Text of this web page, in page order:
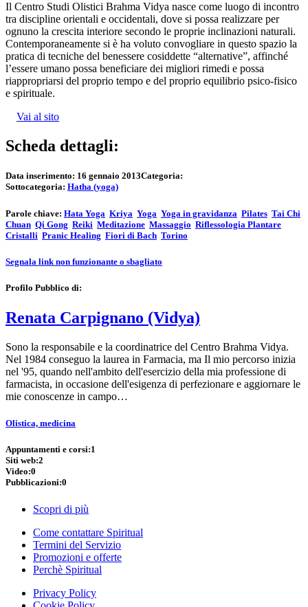
Il Centro Studi Olistici Brahma Vidya nasce come luogo di incontro
tra discipline orientali e occidentali, dove si possa realizzare per
ognuno la crescita interiore secondo le proprie inclinazioni naturali.
Contemporaneamente si è ha voluto convogliare in questo spazio la
pratica di tecniche del benessere cosiddette “alternative”, affinché
l’essere umano possa beneficiare dei migliori rimedi e possa
riappropriarsi del proprio tempo e del proprio equilibrio psico-fisico
e spirituale.
Vai al sito
Scheda dettagli:
Data inserimento: 16 gennaio 2013Categoria:
Sottocategoria: Hatha (yoga)
Parole chiave: Hata Yoga Kriya Yoga Yoga in gravidanza Pilates Tai Chi
Chuan Qi Gong Reiki Meditazione Massaggio Riflessologia Plantare
Cristalli Pranic Healing Fiori di Bach Torino
Segnala link non funzionante o sbagliato
Profilo Pubblico di:
Renata Carpignano (Vidya)
Sono la responsabile e la coordinatrice del Centro Brahma Vidya.
Nel 1984 conseguo la laurea in Farmacia, ma Il mio percorso inizia
nel '95, quando nell'ambito dell'esercizio della mia professione di
farmacista, in occasione dell'esigenza di perfezionare e aggiornare le
mie conoscenze in campo…
Olistica, medicina
Appuntamenti e corsi:1
Siti web:2
Video:0
Pubblicazioni:0
Scopri di più
Come contattare Spiritual
Termini del Servizio
Promozioni e offerte
Perchè Spiritual
Privacy Policy